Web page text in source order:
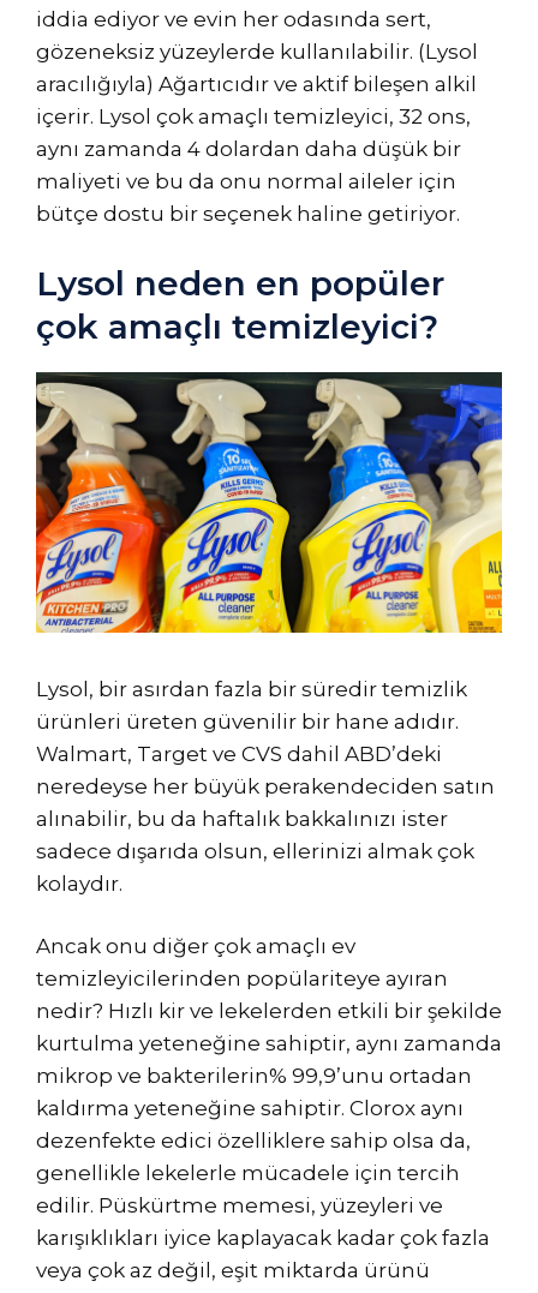
iddia ediyor ve evin her odasında sert,
gözeneksiz yüzeylerde kullanılabilir. (Lysol
aracılığıyla) Ağartıcıdır ve aktif bileşen alkil
içerir. Lysol çok amaçlı temizleyici, 32 ons,
aynı zamanda 4 dolardan daha düşük bir
maliyeti ve bu da onu normal aileler için
bütçe dostu bir seçenek haline getiriyor.
Lysol neden en popüler
çok amaçlı temizleyici?
Lysol, bir asırdan fazla bir süredir temizlik
ürünleri üreten güvenilir bir hane adıdır.
Walmart, Target ve CVS dahil ABD’deki
neredeyse her büyük perakendeciden satın
alınabilir, bu da haftalık bakkalınızı ister
sadece dışarıda olsun, ellerinizi almak çok
kolaydır.
Ancak onu diğer çok amaçlı ev
temizleyicilerinden popülariteye ayıran
nedir? Hızlı kir ve lekelerden etkili bir şekilde
kurtulma yeteneğine sahiptir, aynı zamanda
mikrop ve bakterilerin% 99,9’unu ortadan
kaldırma yeteneğine sahiptir. Clorox aynı
dezenfekte edici özelliklere sahip olsa da,
genellikle lekelerle mücadele için tercih
edilir. Püskürtme memesi, yüzeyleri ve
karışıklıkları iyice kaplayacak kadar çok fazla
veya çok az değil, eşit miktarda ürünü